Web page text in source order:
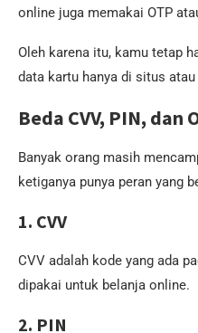
online juga memakai OTP
Oleh karena itu, kamu tetap
data kartu hanya di situs
Beda CVV, PIN, dan
Banyak orang masih
ketiganya punya peran yang
1. CVV
CVV adalah kode yang ada
dipakai untuk belanja online.
2. PIN